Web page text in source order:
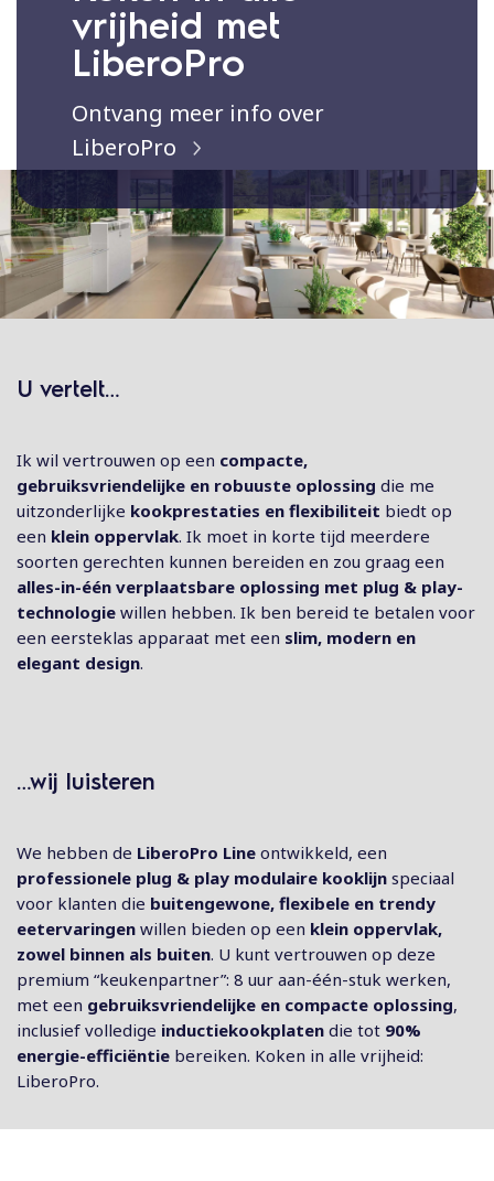
vrijheid met
LiberoPro
Ontvang meer info over
LiberoPro
U vertelt…
Ik wil vertrouwen op een compacte,
gebruiksvriendelijke en robuuste oplossing die me
uitzonderlijke kookprestaties en flexibiliteit biedt op
een klein oppervlak. Ik moet in korte tijd meerdere
soorten gerechten kunnen bereiden en zou graag een
alles-in-één verplaatsbare oplossing met plug & play-
technologie willen hebben. Ik ben bereid te betalen voor
een eersteklas apparaat met een slim, modern en
elegant design.
…wij luisteren
We hebben de LiberoPro Line ontwikkeld, een
professionele plug & play modulaire kooklijn speciaal
voor klanten die buitengewone, flexibele en trendy
eetervaringen willen bieden op een klein oppervlak,
zowel binnen als buiten. U kunt vertrouwen op deze
premium “keukenpartner”: 8 uur aan-één-stuk werken,
met een gebruiksvriendelijke en compacte oplossing,
inclusief volledige inductiekookplaten die tot 90%
energie-efficiëntie bereiken. Koken in alle vrijheid:
LiberoPro.